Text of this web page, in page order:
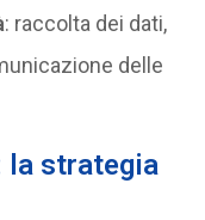
: raccolta dei dati,
delle
la strategia